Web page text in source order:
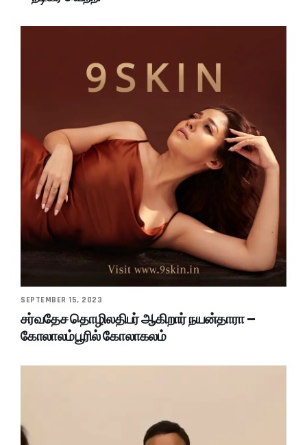
SEPTEMBER 15, 2023
சர்வதேச தொழிலதிபர் ஆகிறார் நயன்தாரா –
கோலாலம்பூரில் கோலாகலம்